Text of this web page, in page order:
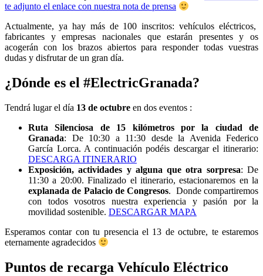
te adjunto el enlace con nuestra nota de prensa
Actualmente, ya hay más de 100 inscritos: vehículos eléctricos,
fabricantes y empresas nacionales que estarán presentes y os
acogerán con los brazos abiertos para responder todas vuestras
dudas y disfrutar de un gran día.
¿Dónde es el #ElectricGranada?
Tendrá lugar el día 13 de octubre en dos eventos :
Ruta Silenciosa de 15 kilómetros por la ciudad de
Granada: De 10:30 a 11:30 desde la Avenida Federico
García Lorca. A continuación podéis descargar el itinerario:
DESCARGA ITINERARIO
Exposición, actividades y alguna que otra sorpresa: De
11:30 a 20:00. Finalizado el itinerario, estacionaremos en la
explanada de Palacio de Congresos. Donde compartiremos
con todos vosotros nuestra experiencia y pasión por la
movilidad sostenible. DESCARGAR MAPA
Esperamos contar con tu presencia el 13 de octubre, te estaremos
eternamente agradecidos
Puntos de recarga Vehículo Eléctrico